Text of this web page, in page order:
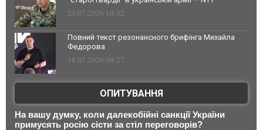
23.07.2026 10:32
Повний текст резонансного брифінга Михайла
Федорова
18.07.2026 09:27
ОПИТУВАННЯ
На вашу думку, коли далекобійні санкції України
примусять росію сісти за стіл переговорів?